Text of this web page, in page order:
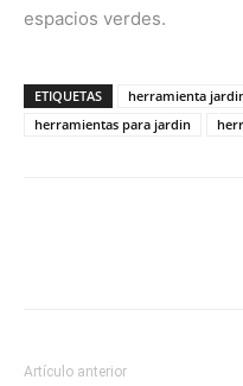
espacios verdes.
ETIQUETAS herramienta
herramientas para jardin
Artículo anterior